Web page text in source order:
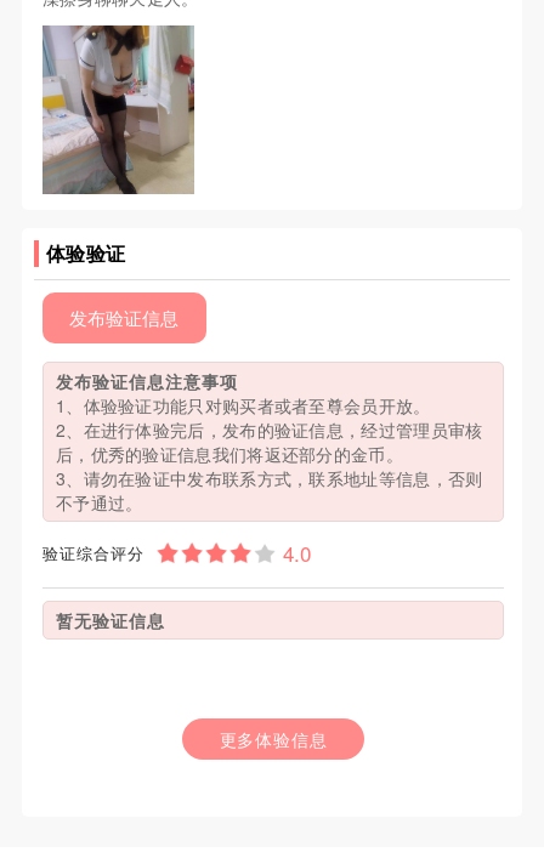
体验验证
发布验证信息
发布验证信息注意事项
1、体验验证功能只对购买者或者至尊会员开放。
2、在进行体验完后，发布的验证信息，经过管理员审核
后，优秀的验证信息我们将返还部分的金币。
3、请勿在验证中发布联系方式，联系地址等信息，否则
不予通过。
验证综合评分
暂无验证信息
更多体验信息